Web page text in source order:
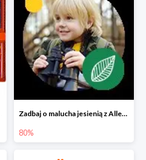
Zadbaj o malucha jesienią z Allegro do -80%
80%